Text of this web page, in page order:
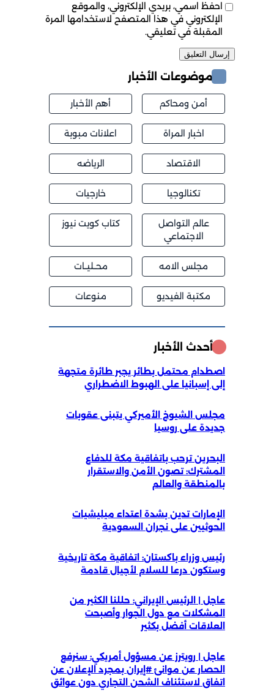
احفظ اسمي، بريدي الإلكتروني، والموقع
الإلكتروني في هذا المتصفح لاستخدامها المرة
المقبلة في تعليقي.
موضوعات الأخبار
أمن ومحاكم أهم الأخبار
اخبار المراة اعلانات مبوبة
الاقتصاد الرياضه
تكنالوجيا خارجيات
عالم التواصل
الاجتماعي
كتاب كويت نيوز
مجلس الامه محــليــات
مكتبة الفيديو منوعات
أحدث الأخبار
اصطدام محتمل بطائر يجبر طائرة متجهة
إلى إسبانيا على الهبوط الاضطراري
مجلس الشيوخ الأميركي يتبنى عقوبات
جديدة على روسيا
البحرين ترحب باتفاقية مكة للدفاع
المشترك: تصون الأمن والاستقرار
بالمنطقة والعالم
الإمارات تدين بشدة اعتداء ميليشيات
الحوثيين على نجران السعودية
رئيس وزراء باكستان: اتفاقية مكة تاريخية
وستكون درعا للسلام لأجيال قادمة
عاجل | الرئيس الإيراني: حللنا الكثير من
المشكلات مع دول الجوار وأصبحت
العلاقات أفضل بكثير
عاجل | رويترز عن مسؤول أمريكي: سنرفع
الحصار عن موانئ #إيران بمجرد الإعلان عن
اتفاق لاستئناف الشحن التجاري دون عوائق